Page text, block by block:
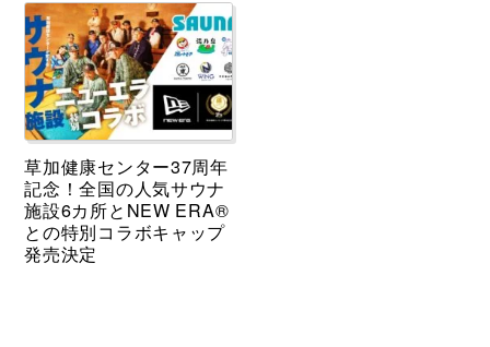
草加健康センター37周年
記念！全国の人気サウナ
施設6カ所とNEW ERA®
との特別コラボキャップ
発売決定